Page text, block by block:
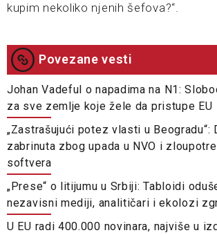
kupim nekoliko njenih šefova?“.
Povezane vesti
Johan Vadeful o napadima na N1:
za sve zemlje koje žele da pristupe EU
„Zastrašujući potez vlasti u Beogradu“:
zabrinuta zbog upada u NVO i
softvera
„Prese“ o litijumu u Srbiji: Tabloidi
nezavisni mediji, analitičari i ekolozi
U EU radi 400.000 novinara, najviše u